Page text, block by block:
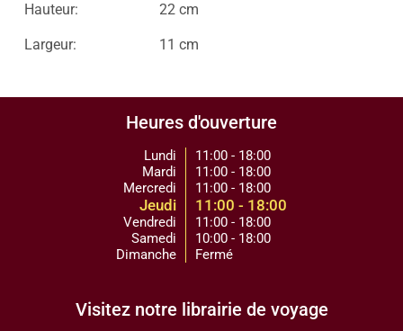
Hauteur: 22 cm
Largeur: 11 cm
Heures d'ouverture
Lundi
Mardi
Mercredi
Jeudi
Vendredi
Samedi
Dimanche
11:00 - 18:00
11:00 - 18:00
11:00 - 18:00
11:00 - 18:00
11:00 - 18:00
10:00 - 18:00
Fermé
Visitez notre librairie de voyage